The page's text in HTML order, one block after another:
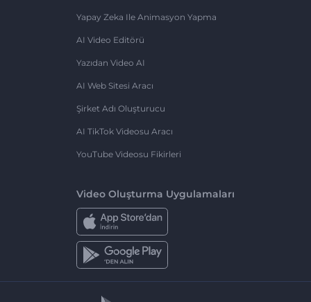
Yapay Zeka Ile Animasyon Yapma
AI Video Editörü
Yazıdan Video AI
AI Web Sitesi Aracı
Şirket Adı Oluşturucu
AI TikTok Videosu Aracı
YouTube Videosu Fikirleri
Video Oluşturma Uygulamaları